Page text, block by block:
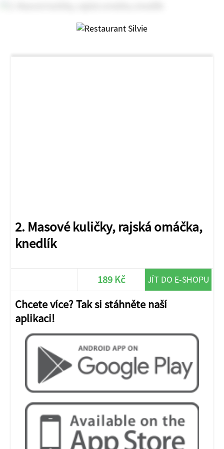
2. Masové kuličky, rajská omáčka,
knedlík
189 Kč JÍT DO E-SHOPU
Chcete více? Tak si stáhněte naší
aplikaci!